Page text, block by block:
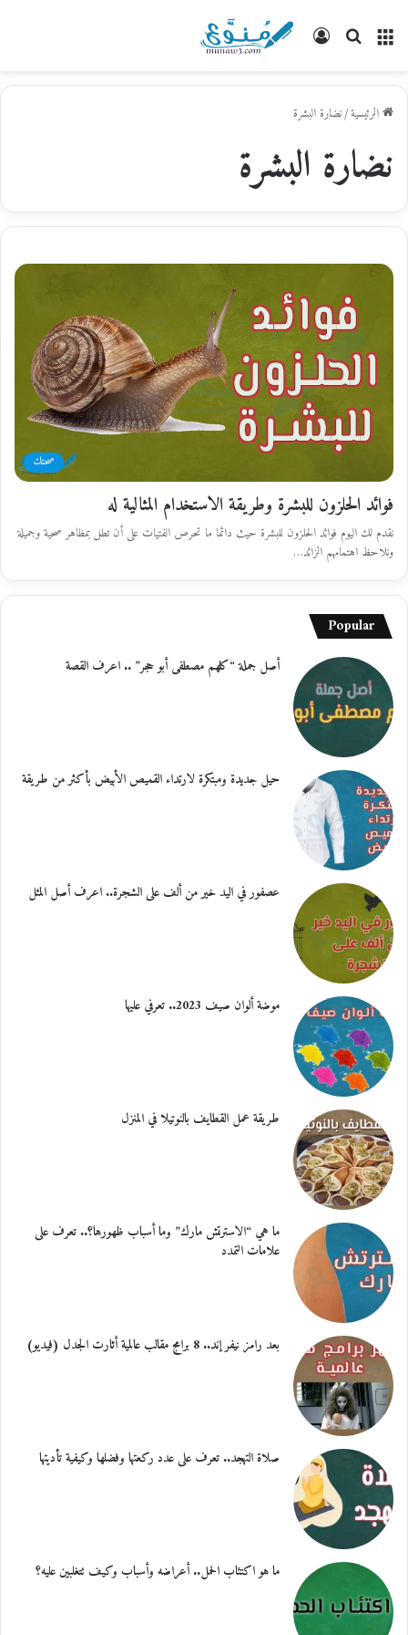
القائمة
بحث
تسجيل
الرئيسية/نضارة البشرة
نضارة البشرة
صحتك
فوائد الحلزون للبشرة وطريقة الاستخدام المثالية له
نقدم لك اليوم فوائد الحلزون للبشرة حيث دائما ما تحرص الفتيات على أن تطل بمظاهر صحية وجميلة
ونلاحظ اهتمامهم الزائد…
Popular
أصل جملة “كلهم مصطفى أبو حجر” .. اعرف القصة
حيل جديدة ومبتكرة لارتداء القميص الأبيض بأكثر من طريقة
عصفور في اليد خير من ألف على الشجرة.. اعرف أصل المثل
موضة ألوان صيف 2023.. تعرفي عليها
طريقة عمل القطايف بالنوتيلا في المنزل
ما هي “الاسترتش مارك” وما أسباب ظهورها؟.. تعرف على
علامات التمدد
بعد رامز نيفر إند.. 8 برامج مقالب عالمية أثارت الجدل (فيديو)
صلاة التهجد.. تعرف على عدد ركعتها وفضلها وكيفية تأديتها
ما هو اكتئاب الحمل.. أعراضه وأسباب وكيف تتغلبين عليه؟